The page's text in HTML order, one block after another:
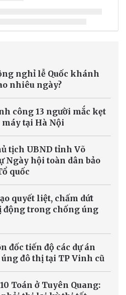
trên thế giới rơi vào tình trạng
vào cuối năm 2027.
ngày 09/8/2026: Ngày
và đêm có mưa rào
văn Quốc gia vừa đưa ra thông